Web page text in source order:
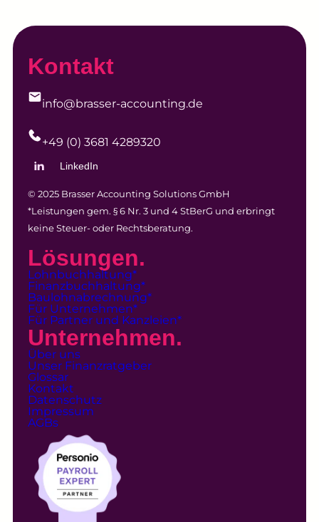
Kontakt
info@brasser-accounting.de
+49 (0) 3681 4289320
LinkedIn
© 2025 Brasser Accounting Solutions GmbH
*Leistungen gem. § 6 Nr. 3 und 4 StBerG und erbringt
keine Steuer- oder Rechtsberatung.
Lösungen.
Lohnbuchhaltung*
Finanzbuchhaltung*
Baulohnabrechnung*
Für Unternehmen*
Für Partner und Kanzleien*
Unternehmen.
Über uns
Unser Finanzratgeber
Glossar
Kontakt
Datenschutz
Impressum
AGBs